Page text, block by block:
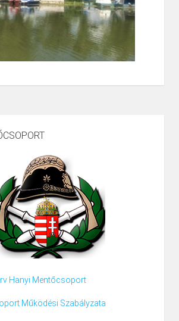
Hanyi Mentőcsoport
Működési Szabályzata